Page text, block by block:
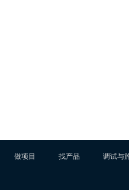
做项目 找产品 调试与